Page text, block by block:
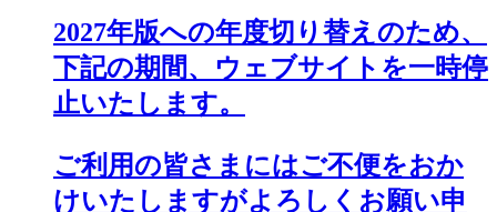
2027年版への年度切り替えのため、
下記の期間、ウェブサイトを一時停
止いたします。
ご利用の皆さまにはご不便をおか
けいたしますがよろしくお願い申